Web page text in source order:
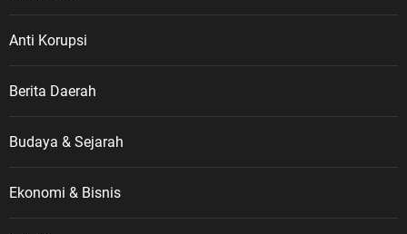
Anti Korupsi
Berita Daerah
Budaya & Sejarah
Ekonomi & Bisnis